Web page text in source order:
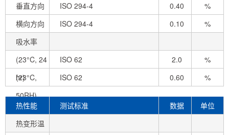
垂直方向
ISO 294-4 0.40
%
横向方向
ISO 294-4 0.10
%
吸水率
(23°C, 24
hr)
ISO 62 2.0
%
(23°C,
50RH)
ISO 62 0.60 %
热性能 测试标准 数据
单位
热变形温